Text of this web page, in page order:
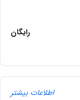
رایگان
اطلاعات بیشتر